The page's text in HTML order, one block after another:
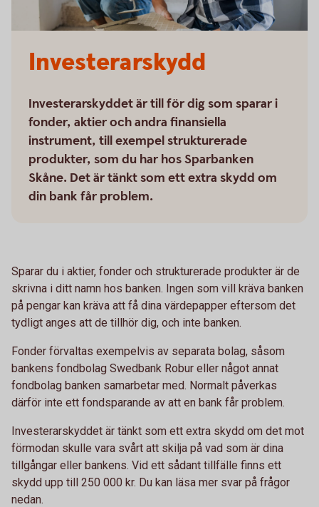
Investerarskydd
Investerarskyddet är till för dig som sparar i
fonder, aktier och andra finansiella
instrument, till exempel strukturerade
produkter, som du har hos Sparbanken
Skåne. Det är tänkt som ett extra skydd om
din bank får problem.
Sparar du i aktier, fonder och strukturerade produkter är de
skrivna i ditt namn hos banken. Ingen som vill kräva banken
på pengar kan kräva att få dina värdepapper eftersom det
tydligt anges att de tillhör dig, och inte banken.
Fonder förvaltas exempelvis av separata bolag, såsom
bankens fondbolag Swedbank Robur eller något annat
fondbolag banken samarbetar med. Normalt påverkas
därför inte ett fondsparande av att en bank får problem.
Investerarskyddet är tänkt som ett extra skydd om det mot
förmodan skulle vara svårt att skilja på vad som är dina
tillgångar eller bankens. Vid ett sådant tillfälle finns ett
skydd upp till 250 000 kr. Du kan läsa mer svar på frågor
nedan.